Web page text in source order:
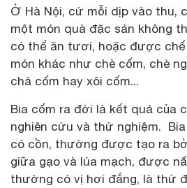
Ở Hà Nội, cứ mỗi dịp vào thu,
một món quà đặc sản không
có thể ăn tươi, hoặc được
món khác như chè cốm, chè
chả cốm hay xôi cốm...
Bia cốm ra đời là kết quả của
nghiên cứu và thử nghiệm.
có cồn, thường được tạo ra
giữa gạo và lúa mạch, được
thường có vị hơi đắng, là thứ